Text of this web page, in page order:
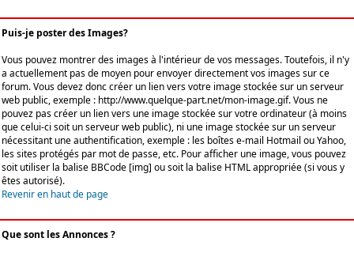
Puis-je poster des Images?
Vous pouvez montrer des images à l'intérieur de vos messages. Toutefois, il n'y
a actuellement pas de moyen pour envoyer directement vos images sur ce
forum. Vous devez donc créer un lien vers votre image stockée sur un serveur
web public, exemple : http://www.quelque-part.net/mon-image.gif. Vous ne
pouvez pas créer un lien vers une image stockée sur votre ordinateur (à moins
que celui-ci soit un serveur web public), ni une image stockée sur un serveur
nécessitant une authentification, exemple : les boîtes e-mail Hotmail ou Yahoo,
les sites protégés par mot de passe, etc. Pour afficher une image, vous pouvez
soit utiliser la balise BBCode [img] ou soit la balise HTML appropriée (si vous y
êtes autorisé).
Revenir en haut de page
Que sont les Annonces ?